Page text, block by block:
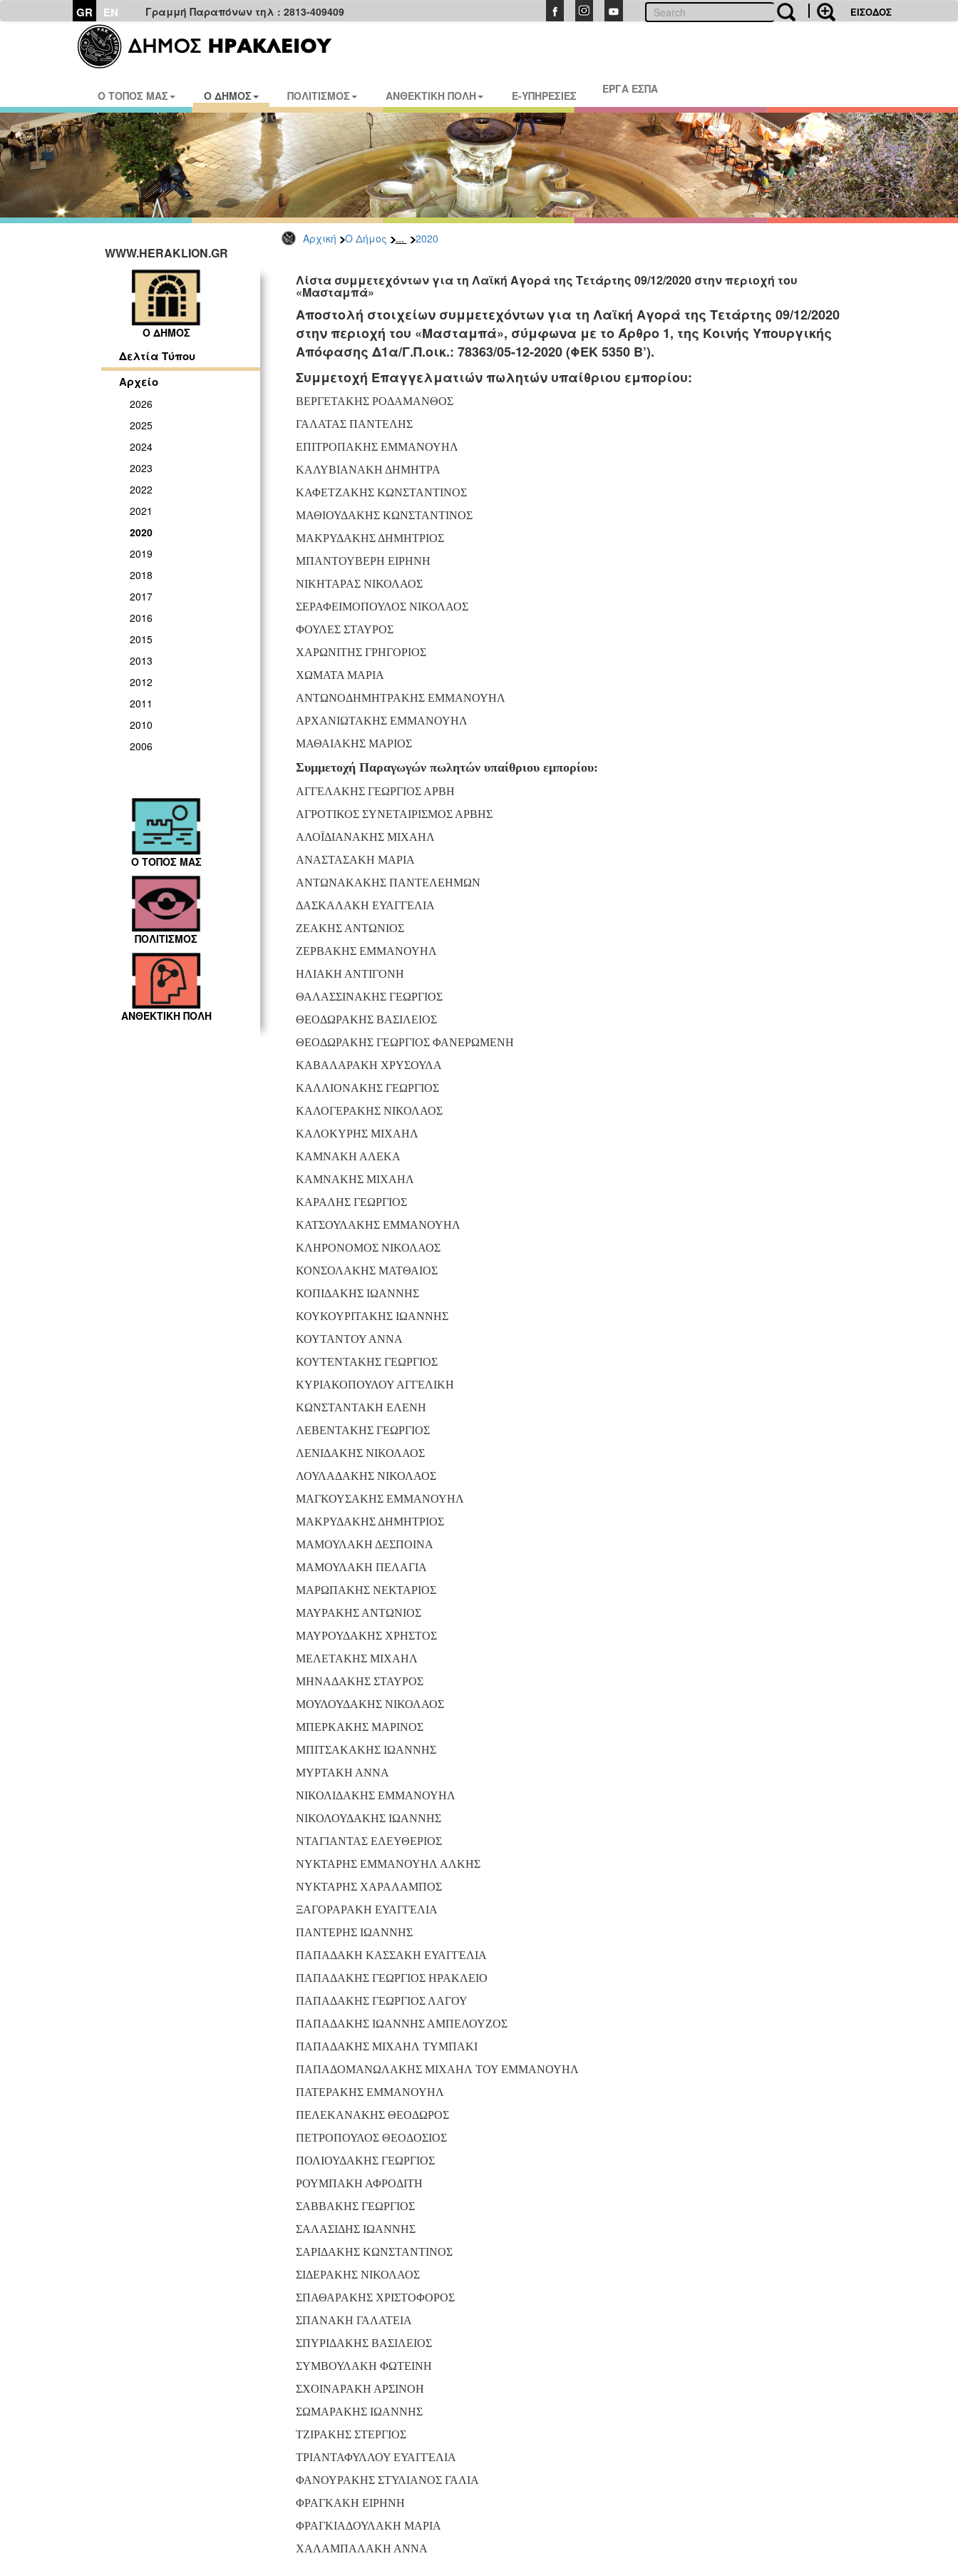
GR EN Γραμμή Παραπόνων τηλ : 2813-409409 ΕΙΣΟΔΟΣ
Ο ΤΟΠΟΣ ΜΑΣ Ο ΔΗΜΟΣ ΠΟΛΙΤΙΣΜΟΣ ΑΝΘΕΚΤΙΚΗ ΠΟΛΗ E-ΥΠΗΡΕΣΙΕΣ ΕΡΓΑ ΕΣΠΑ
Αρχική Ο Δήμος ... 2020
WWW.HERAKLION.GR
Ο ΔΗΜΟΣ
Δελτία Τύπου
Αρχείο
2026
2025
2024
2023
2022
2021
2020
2019
2018
2017
2016
2015
2013
2012
2011
2010
2006
Ο ΤΟΠΟΣ ΜΑΣ
ΠΟΛΙΤΙΣΜΟΣ
ΑΝΘΕΚΤΙΚΗ ΠΟΛΗ
Λίστα συμμετεχόντων για τη Λαϊκή Αγορά της Τετάρτης 09/12/2020 στην περιοχή του
«Μασταμπά»
Αποστολή στοιχείων συμμετεχόντων για τη Λαϊκή Αγορά της Τετάρτης 09/12/2020
στην περιοχή του «Μασταμπά», σύμφωνα με το Άρθρο 1, της Κοινής Υπουργικής
Απόφασης Δ1α/Γ.Π.οικ.: 78363/05-12-2020 (ΦΕΚ 5350 Β’).
Συμμετοχή Επαγγελματιών πωλητών υπαίθριου εμπορίου:
ΒΕΡΓΕΤΑΚΗΣ ΡΟΔΑΜΑΝΘΟΣ
ΓΑΛΑΤΑΣ ΠΑΝΤΕΛΗΣ
ΕΠΙΤΡΟΠΑΚΗΣ ΕΜΜΑΝΟΥΗΛ
ΚΑΛΥΒΙΑΝΑΚΗ ΔΗΜΗΤΡΑ
ΚΑΦΕΤΖΑΚΗΣ ΚΩΝΣΤΑΝΤΙΝΟΣ
ΜΑΘΙΟΥΔΑΚΗΣ ΚΩΝΣΤΑΝΤΙΝΟΣ
ΜΑΚΡΥΔΑΚΗΣ ΔΗΜΗΤΡΙΟΣ
ΜΠΑΝΤΟΥΒΕΡΗ ΕΙΡΗΝΗ
ΝΙΚΗΤΑΡΑΣ ΝΙΚΟΛΑΟΣ
ΣΕΡΑΦΕΙΜΟΠΟΥΛΟΣ ΝΙΚΟΛΑΟΣ
ΦΟΥΛΕΣ ΣΤΑΥΡΟΣ
ΧΑΡΩΝΙΤΗΣ ΓΡΗΓΟΡΙΟΣ
ΧΩΜΑΤΑ ΜΑΡΙΑ
ΑΝΤΩΝΟΔΗΜΗΤΡΑΚΗΣ ΕΜΜΑΝΟΥΗΛ
ΑΡΧΑΝΙΩΤΑΚΗΣ ΕΜΜΑΝΟΥΗΛ
ΜΑΘΑΙΑΚΗΣ ΜΑΡΙΟΣ
Συμμετοχή Παραγωγών πωλητών υπαίθριου εμπορίου:
ΑΓΓΕΛΑΚΗΣ ΓΕΩΡΓΙΟΣ ΑΡΒΗ
ΑΓΡΟΤΙΚΟΣ ΣΥΝΕΤΑΙΡΙΣΜΟΣ ΑΡΒΗΣ
ΑΛΟΪΔΙΑΝΑΚΗΣ ΜΙΧΑΗΛ
ΑΝΑΣΤΑΣΑΚΗ ΜΑΡΙΑ
ΑΝΤΩΝΑΚΑΚΗΣ ΠΑΝΤΕΛΕΗΜΩΝ
ΔΑΣΚΑΛΑΚΗ ΕΥΑΓΓΕΛΙΑ
ΖΕΑΚΗΣ ΑΝΤΩΝΙΟΣ
ΖΕΡΒΑΚΗΣ ΕΜΜΑΝΟΥΗΛ
ΗΛΙΑΚΗ ΑΝΤΙΓΟΝΗ
ΘΑΛΑΣΣΙΝΑΚΗΣ ΓΕΩΡΓΙΟΣ
ΘΕΟΔΩΡΑΚΗΣ ΒΑΣΙΛΕΙΟΣ
ΘΕΟΔΩΡΑΚΗΣ ΓΕΩΡΓΙΟΣ ΦΑΝΕΡΩΜΕΝΗ
ΚΑΒΑΛΑΡΑΚΗ ΧΡΥΣΟΥΛΑ
ΚΑΛΛΙΟΝΑΚΗΣ ΓΕΩΡΓΙΟΣ
ΚΑΛΟΓΕΡΑΚΗΣ ΝΙΚΟΛΑΟΣ
ΚΑΛΟΚΥΡΗΣ ΜΙΧΑΗΛ
ΚΑΜΝΑΚΗ ΑΛΕΚΑ
ΚΑΜΝΑΚΗΣ ΜΙΧΑΗΛ
ΚΑΡΑΛΗΣ ΓΕΩΡΓΙΟΣ
ΚΑΤΣΟΥΛΑΚΗΣ ΕΜΜΑΝΟΥΗΛ
ΚΛΗΡΟΝΟΜΟΣ ΝΙΚΟΛΑΟΣ
ΚΟΝΣΟΛΑΚΗΣ ΜΑΤΘΑΙΟΣ
ΚΟΠΙΔΑΚΗΣ ΙΩΑΝΝΗΣ
ΚΟΥΚΟΥΡΙΤΑΚΗΣ ΙΩΑΝΝΗΣ
ΚΟΥΤΑΝΤΟΥ ΑΝΝΑ
ΚΟΥΤΕΝΤΑΚΗΣ ΓΕΩΡΓΙΟΣ
ΚΥΡΙΑΚΟΠΟΥΛΟΥ ΑΓΓΕΛΙΚΗ
ΚΩΝΣΤΑΝΤΑΚΗ ΕΛΕΝΗ
ΛΕΒΕΝΤΑΚΗΣ ΓΕΩΡΓΙΟΣ
ΛΕΝΙΔΑΚΗΣ ΝΙΚΟΛΑΟΣ
ΛΟΥΛΑΔΑΚΗΣ ΝΙΚΟΛΑΟΣ
ΜΑΓΚΟΥΣΑΚΗΣ ΕΜΜΑΝΟΥΗΛ
ΜΑΚΡΥΔΑΚΗΣ ΔΗΜΗΤΡΙΟΣ
ΜΑΜΟΥΛΑΚΗ ΔΕΣΠΟΙΝΑ
ΜΑΜΟΥΛΑΚΗ ΠΕΛΑΓΙΑ
ΜΑΡΩΠΑΚΗΣ ΝΕΚΤΑΡΙΟΣ
ΜΑΥΡΑΚΗΣ ΑΝΤΩΝΙΟΣ
ΜΑΥΡΟΥΔΑΚΗΣ ΧΡΗΣΤΟΣ
ΜΕΛΕΤΑΚΗΣ ΜΙΧΑΗΛ
ΜΗΝΑΔΑΚΗΣ ΣΤΑΥΡΟΣ
ΜΟΥΛΟΥΔΑΚΗΣ ΝΙΚΟΛΑΟΣ
ΜΠΕΡΚΑΚΗΣ ΜΑΡΙΝΟΣ
ΜΠΙΤΣΑΚΑΚΗΣ ΙΩΑΝΝΗΣ
ΜΥΡΤΑΚΗ ΑΝΝΑ
ΝΙΚΟΛΙΔΑΚΗΣ ΕΜΜΑΝΟΥΗΛ
ΝΙΚΟΛΟΥΔΑΚΗΣ ΙΩΑΝΝΗΣ
ΝΤΑΓΙΑΝΤΑΣ ΕΛΕΥΘΕΡΙΟΣ
ΝΥΚΤΑΡΗΣ ΕΜΜΑΝΟΥΗΛ ΑΛΚΗΣ
ΝΥΚΤΑΡΗΣ ΧΑΡΑΛΑΜΠΟΣ
ΞΑΓΟΡΑΡΑΚΗ ΕΥΑΓΓΕΛΙΑ
ΠΑΝΤΕΡΗΣ ΙΩΑΝΝΗΣ
ΠΑΠΑΔΑΚΗ ΚΑΣΣΑΚΗ ΕΥΑΓΓΕΛΙΑ
ΠΑΠΑΔΑΚΗΣ ΓΕΩΡΓΙΟΣ ΗΡΑΚΛΕΙΟ
ΠΑΠΑΔΑΚΗΣ ΓΕΩΡΓΙΟΣ ΛΑΓΟΥ
ΠΑΠΑΔΑΚΗΣ ΙΩΑΝΝΗΣ ΑΜΠΕΛΟΥΖΟΣ
ΠΑΠΑΔΑΚΗΣ ΜΙΧΑΗΛ ΤΥΜΠΑΚΙ
ΠΑΠΑΔΟΜΑΝΩΛΑΚΗΣ ΜΙΧΑΗΛ ΤΟΥ ΕΜΜΑΝΟΥΗΛ
ΠΑΤΕΡΑΚΗΣ ΕΜΜΑΝΟΥΗΛ
ΠΕΛΕΚΑΝΑΚΗΣ ΘΕΟΔΩΡΟΣ
ΠΕΤΡΟΠΟΥΛΟΣ ΘΕΟΔΟΣΙΟΣ
ΠΟΛΙΟΥΔΑΚΗΣ ΓΕΩΡΓΙΟΣ
ΡΟΥΜΠΑΚΗ ΑΦΡΟΔΙΤΗ
ΣΑΒΒΑΚΗΣ ΓΕΩΡΓΙΟΣ
ΣΑΛΑΣΙΔΗΣ ΙΩΑΝΝΗΣ
ΣΑΡΙΔΑΚΗΣ ΚΩΝΣΤΑΝΤΙΝΟΣ
ΣΙΔΕΡΑΚΗΣ ΝΙΚΟΛΑΟΣ
ΣΠΑΘΑΡΑΚΗΣ ΧΡΙΣΤΟΦΟΡΟΣ
ΣΠΑΝΑΚΗ ΓΑΛΑΤΕΙΑ
ΣΠΥΡΙΔΑΚΗΣ ΒΑΣΙΛΕΙΟΣ
ΣΥΜΒΟΥΛΑΚΗ ΦΩΤΕΙΝΗ
ΣΧΟΙΝΑΡΑΚΗ ΑΡΣΙΝΟΗ
ΣΩΜΑΡΑΚΗΣ ΙΩΑΝΝΗΣ
ΤΖΙΡΑΚΗΣ ΣΤΕΡΓΙΟΣ
ΤΡΙΑΝΤΑΦΥΛΛΟΥ ΕΥΑΓΓΕΛΙΑ
ΦΑΝΟΥΡΑΚΗΣ ΣΤΥΛΙΑΝΟΣ ΓΑΛΙΑ
ΦΡΑΓΚΑΚΗ ΕΙΡΗΝΗ
ΦΡΑΓΚΙΑΔΟΥΛΑΚΗ ΜΑΡΙΑ
ΧΑΛΑΜΠΑΛΑΚΗ ΑΝΝΑ